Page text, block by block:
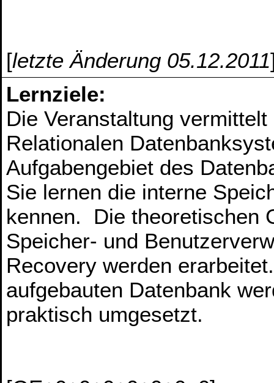
[letzte Änderung 05.12.2011
Lernziele:
Die Veranstaltung
Relationalen
Aufgabengebiet des
Sie lernen die interne
kennen. Die theoretischen
Speicher- und
Recovery werden
aufgebauten Datenbank
praktisch umgesetzt.